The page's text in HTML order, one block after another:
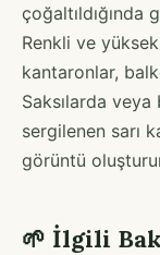
çoğaltıldığında
Renkli ve
kantaronlar,
Saksılarda
sergilenen sarı
görüntü
🌱 İlgili